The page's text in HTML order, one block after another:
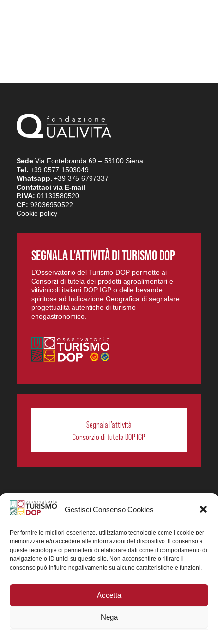
Gestisci Consenso Cookies
Per fornire le migliori esperienze, utilizziamo tecnologie come i cookie per
memorizzare e/o accedere alle informazioni del dispositivo. Il consenso a
queste tecnologie ci permetterà di elaborare dati come il comportamento di
navigazione o ID unici su questo sito. Non acconsentire o ritirare il
consenso può influire negativamente su alcune caratteristiche e funzioni.
Accetta
Nega
SedeVia Fontebranda 69 – 53100 Siena
Tel. +39 0577 1503049
Whatsapp. +39 375 6797337
Contattaci via E-mail
P.IVA: 01133580520
CF: 92036950522
Cookie policy
SEGNALA L’ATTIVITÀ DI TURISMO DOP
L’Osservatorio del Turismo DOP permette ai
Consorzi di tutela dei prodotti agroalimentari e
vitivinicoli italiani DOP IGP o delle bevande
spiritose ad Indicazione Geografica di segnalare
progettualità autentiche di turismo
enogastronomico.
Segnala l’attività
Consorzio di tutela DOP IGP
In collaborazione ORIGIN ITALIA.
del turismo enogastronomico dei prodotti DOP IGP
italiani.
Concessione contributo MASAF DM n. 0311719 del
15/06/2023
Concessione contributo MASAF, DM n. 0016662 del
15/01/2025 (CUP J88H24002560007)